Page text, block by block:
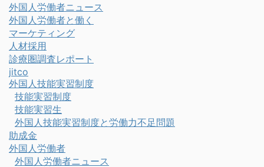
外国人労働者ニュース
外国人労働者と働く
マーケティング
人材採用
診療圏調査レポート
jitco
外国人技能実習制度
技能実習制度
技能実習生
外国人技能実習制度と労働力不足問題
助成金
外国人労働者
外国人労働者ニュース